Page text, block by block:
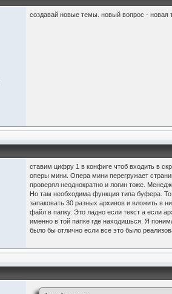
создавай новые темы. новый вопрос - новая
ставим цифру 1 в конфиге чтоб входить в
оперы мини. Опера мини перегружает
проверял неоднократно и логин тоже.
Но там необходима функция типа буфера.
запаковать 30 разных архивов и вложить в
файл в папку. Это ладно если текст а если
именно в той папке где находишься. Я
было бы отлично если все это было